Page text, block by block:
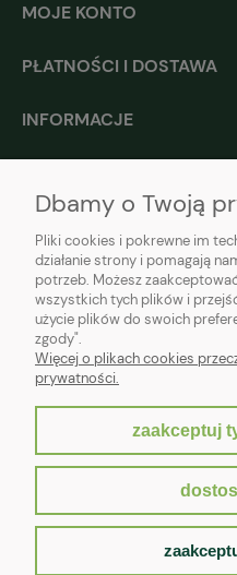
MOJE KONTO
PŁATNOŚCI I DOSTAWA
INFORMACJE
Sklep
Dbamy o Twoją
Pliki cookies i pokrewne im
działanie strony i pomagają
potrzeb. Możesz
wszystkich tych plików i
użycie plików do swoich
zgody".
Więcej o plikach cookies
prywatności.
zaakceptuj